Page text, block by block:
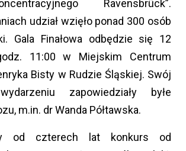
Ravensbrück”.
udział wzięło ponad 300 osób
Gala Finałowa odbędzie się 12
11:00 w Miejskim Centrum
Bisty w Rudzie Śląskiej. Swój
zapowiedziały byłe
m.in. dr Wanda Półtawska.
od czterech lat konkurs od